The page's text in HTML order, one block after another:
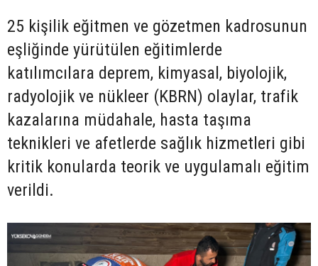
25 kişilik eğitmen ve gözetmen kadrosunun
eşliğinde yürütülen eğitimlerde
katılımcılara deprem, kimyasal, biyolojik,
radyolojik ve nükleer (KBRN) olaylar, trafik
kazalarına müdahale, hasta taşıma
teknikleri ve afetlerde sağlık hizmetleri gibi
kritik konularda teorik ve uygulamalı eğitim
verildi.